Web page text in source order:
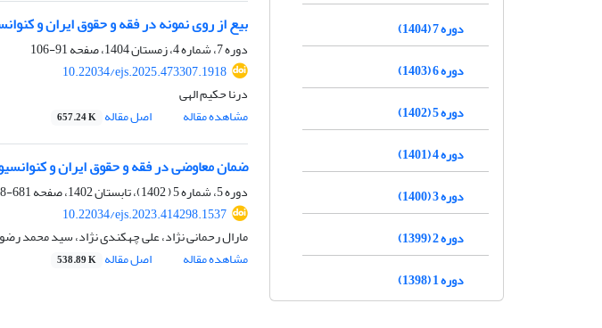
بیع از روی نمونه در فقه و حقوق ایران و
دوره 7، شماره 4، زمستان 1404، صفحه
91-106
10.22034/ejs.2025.473307.1918
درنا حکیم الهی
مشاهده مقاله
اصل مقاله 657.24 K
ضمان معاوضی در فقه و حقوق ایران و
دوره 5، شماره 5 ( 1402)، تابستان 1402، صفحه
681-698
10.22034/ejs.2023.414298.1537
مارال رحمانی نژاد، علی چهکندی نژاد، سید محمد
مشاهده مقاله
اصل مقاله 538.89 K
دوره 7 (1404)
دوره 6 (1403)
دوره 5 (1402)
دوره 4 (1401)
دوره 3 (1400)
دوره 2 (1399)
دوره 1 (1398)